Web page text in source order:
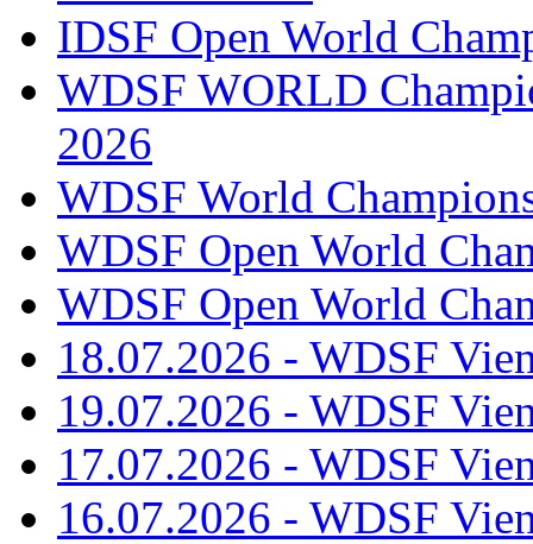
IDSF Open World
WDSF WORLD
2026
WDSF World
WDSF Open World
WDSF Open World
18.07.2026 - WDSF
19.07.2026 - WDSF
17.07.2026 - WDSF
16.07.2026 - WDSF